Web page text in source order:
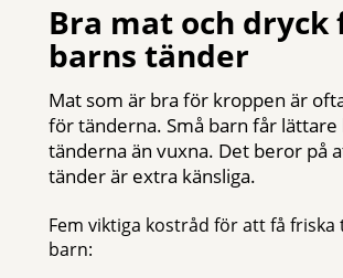
Bra mat och dryck
barns tänder
Mat som är bra för kroppen är
för tänderna. Små barn får lättare
tänderna än vuxna. Det beror på
tänder är extra känsliga.
Fem viktiga kostråd för att få friska
barn: